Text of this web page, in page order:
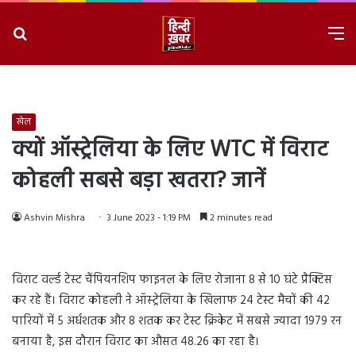
खेल
क्यों ऑस्ट्रेलिया के लिए WTC में विराट
कोहली सबसे बड़ा खतरा? जानें
Ashvin Mishra 3 June 2023 - 1:19 PM 2 minutes read
विराट वर्ल्ड टेस्ट चैंपियनशिप फाइनल के लिए रोजाना 8 से 10 घंटे प्रैक्टिस
कर रहे हैं। विराट कोहली ने ऑस्ट्रेलिया के खिलाफ 24 टेस्ट मैचों की 42
पारियों में 5 अर्धशतक और 8 शतक कर टेस्ट क्रिकेट में सबसे ज्यादा 1979 रन
बनाया है, इस दौरान विराट का औसत 48.26 का रहा है।